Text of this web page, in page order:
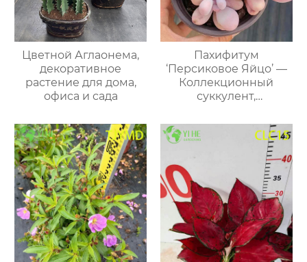
Цветной Аглаонема,
декоративное
растение для дома,
офиса и сада
Пахифитум
‘Персиковое Яйцо’ —
Коллекционный
суккулент,
голубовато-розовым
оттенком, оптом